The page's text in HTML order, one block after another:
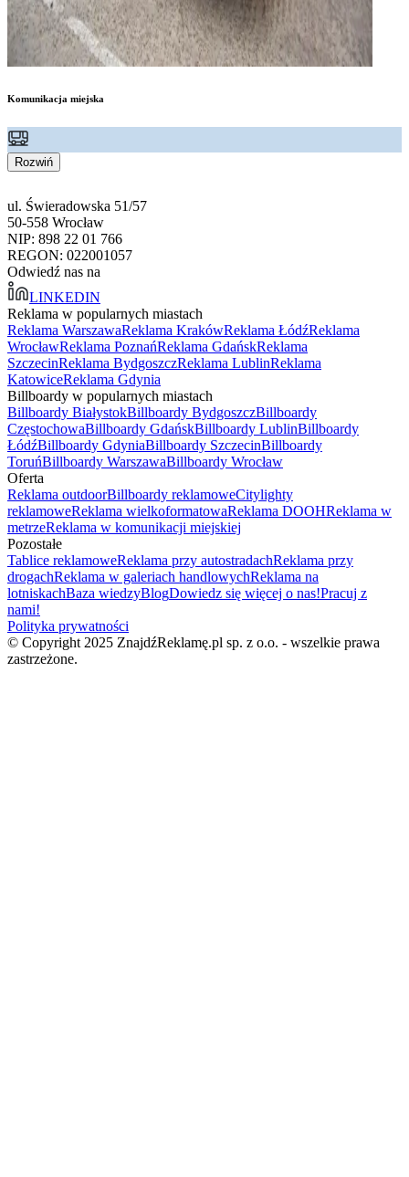
Komunikacja miejska
Rozwiń
ul. Świeradowska 51/57
50-558 Wrocław
NIP: 898 22 01 766
REGON: 022001057
Odwiedź nas na
LINKEDIN
Reklama w popularnych miastach
Reklama WarszawaReklama KrakówReklama ŁódźReklama
WrocławReklama PoznańReklama GdańskReklama
SzczecinReklama BydgoszczReklama LublinReklama
KatowiceReklama Gdynia
Billboardy w popularnych miastach
Billboardy BiałystokBillboardy BydgoszczBillboardy
CzęstochowaBillboardy GdańskBillboardy LublinBillboardy
ŁódźBillboardy GdyniaBillboardy SzczecinBillboardy
ToruńBillboardy WarszawaBillboardy Wrocław
Oferta
Reklama outdoorBillboardy reklamoweCitylighty
reklamoweReklama wielkoformatowaReklama DOOHReklama w
metrzeReklama w komunikacji miejskiej
Pozostałe
Tablice reklamoweReklama przy autostradachReklama przy
drogachReklama w galeriach handlowychReklama na
lotniskachBaza wiedzyBlogDowiedz się więcej o nas!Pracuj z
nami!
Polityka prywatności
© Copyright 2025 ZnajdźReklamę.pl sp. z o.o. - wszelkie prawa
zastrzeżone.